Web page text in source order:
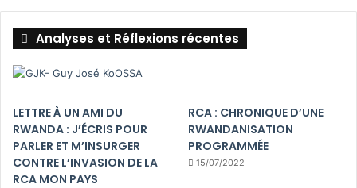
Analyses et Réflexions récentes
LETTRE À UN AMI DU
RWANDA : J’ÉCRIS POUR
PARLER ET M’INSURGER
CONTRE L’INVASION DE LA
RCA MON PAYS
RCA : CHRONIQUE D’UNE
RWANDANISATION
PROGRAMMÉE
15/07/2022